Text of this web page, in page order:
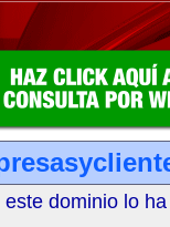
dominio lo